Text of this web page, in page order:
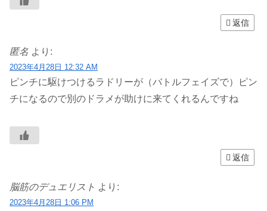
返信
匿名 より:
2023年4月28日 12:32 AM
ピンチに駆けつけるラドリーが（バトルフェイズで）ピン
チになるので別のドラメが助けに来てくれるんですね
返信
脳筋のデュエリスト より:
2023年4月28日 1:06 PM